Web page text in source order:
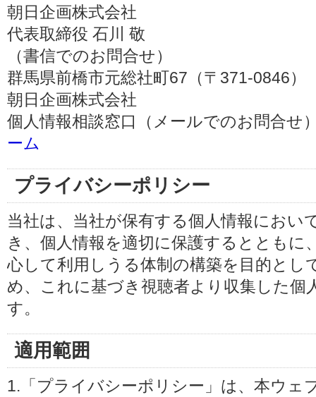
朝日企画株式会社
代表取締役 石川 敬
（書信でのお問合せ）
群馬県前橋市元総社町67（〒371-0846）
朝日企画株式会社
個人情報相談窓口（メールでのお問合せ
ーム
プライバシーポリシー
当社は、当社が保有する個人情報におい
き、個人情報を適切に保護するとともに
心して利用しうる体制の構築を目的とし
め、これに基づき視聴者より収集した個
す。
適用範囲
1.「プライバシーポリシー」は、本ウェ